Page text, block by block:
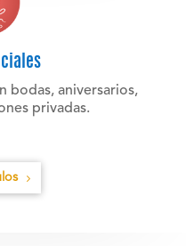
bodas, aniversarios,
privadas.